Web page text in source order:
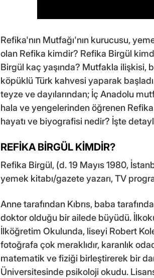
Refika'nın Mutfağı'nın kurucusu,
olan Refika kimdir? Refika Birgül
Birgül kaç yaşında? Mutfakla ilişkisi,
köpüklü Türk kahvesi yaparak
teyze ve dayılarından; İç Anadolu
hala ve yengelerinden öğrenen
hayatı ve biyografisi nedir? İşte
REFİKA BİRGÜL KİMDİR?
Refika Birgül, (d. 19 Mayıs 1980,
yemek kitabı/gazete yazarı, TV
Anne tarafından Kıbrıs, baba
doktor olduğu bir ailede büyüdü.
İlköğretim Okulunda, liseyi Robert
fotoğrafa çok meraklıdır, karanlık
matematik ve fiziği birleştirerek bir
Üniversitesinde psikoloji okudu.